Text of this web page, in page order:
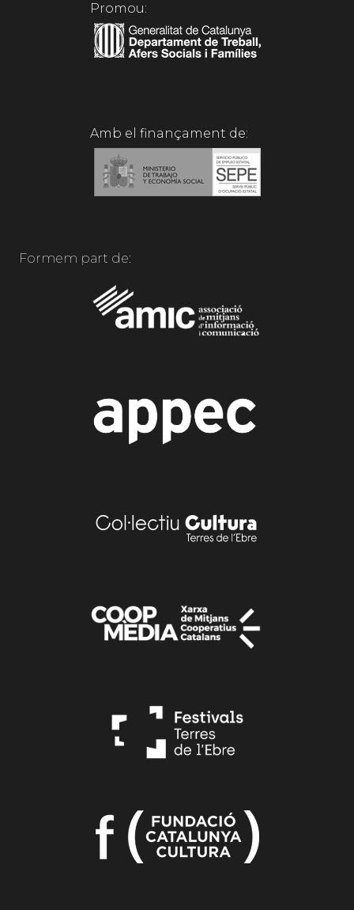
Promou:
Amb el finançament de:
Formem part de: